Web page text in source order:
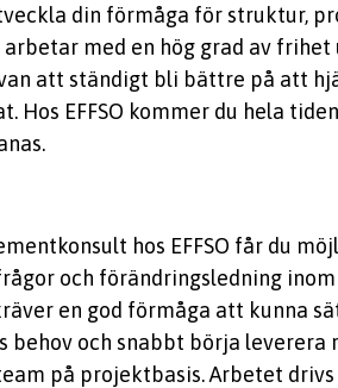
din förmåga för struktur,
med en hög grad av
att ständigt bli bättre på att
Hos EFFSO kommer du hela
hos EFFSO får du
och förändringsledning
en god förmåga att kunna
behov och snabbt börja
på projektbasis. Arbetet